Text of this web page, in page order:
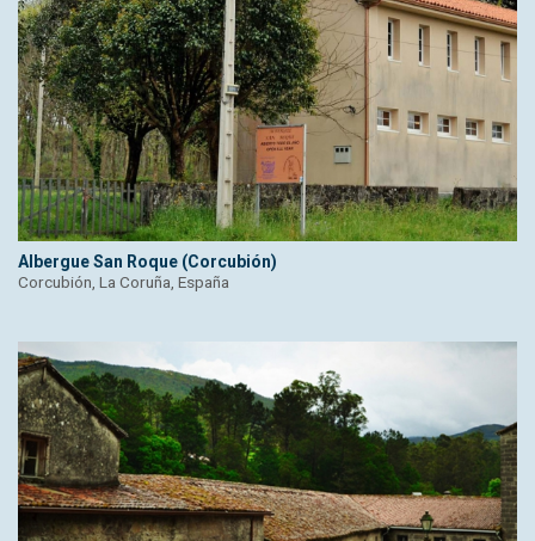
Albergue San Roque (Corcubión)
Corcubión, La Coruña, España